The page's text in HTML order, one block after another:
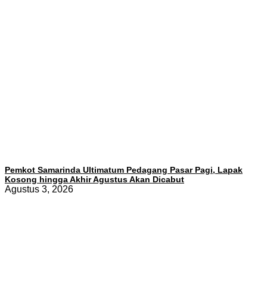
Pemkot Samarinda Ultimatum Pedagang Pasar Pagi, Lapak
Kosong hingga Akhir Agustus Akan Dicabut
Agustus 3, 2026